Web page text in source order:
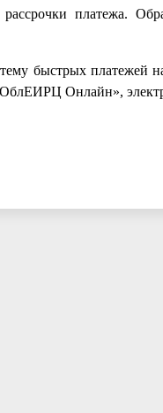
платежа.
быстрых
Онлайн»,